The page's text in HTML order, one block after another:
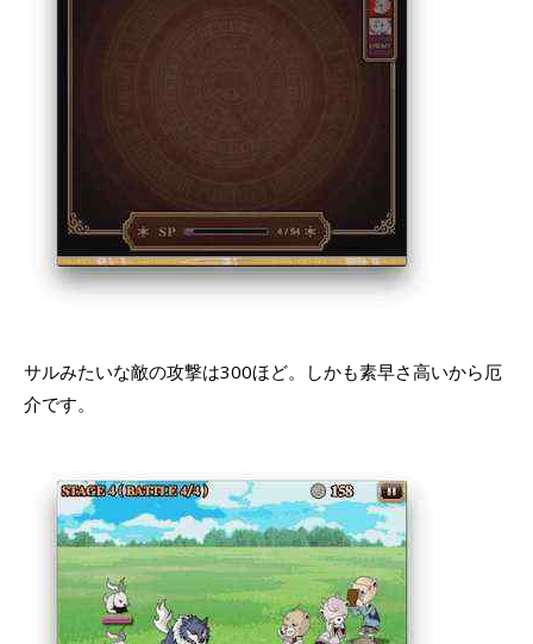
サルみたいな敵の攻撃は300ほど。しかも素早さ高いから厄
介です。